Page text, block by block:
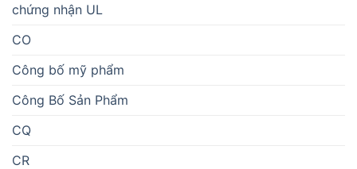
chứng nhận UL
CO
Công bố mỹ phẩm
Công Bố Sản Phẩm
CQ
CR